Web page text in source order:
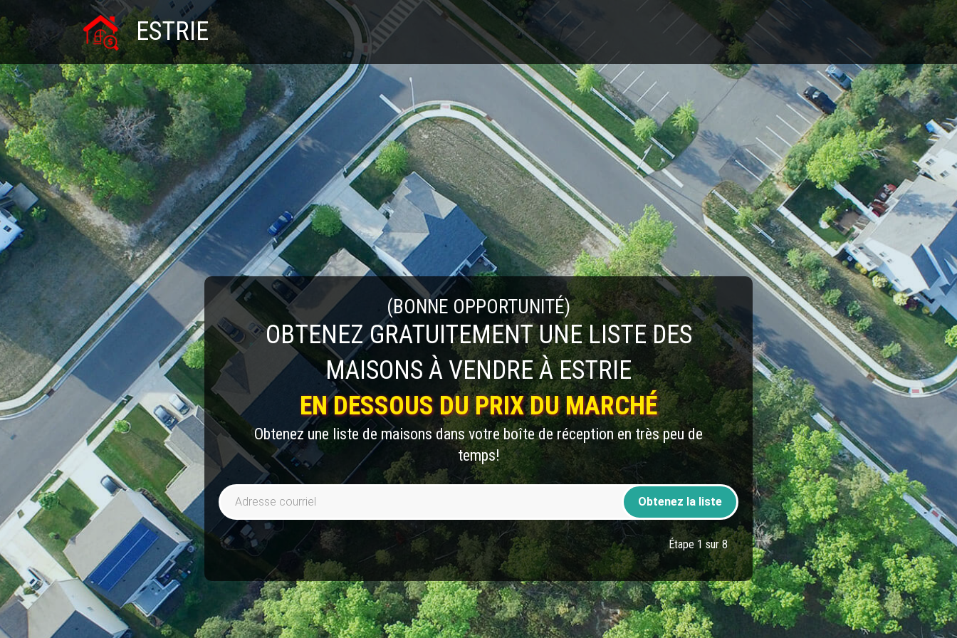
ESTRIE
(BONNE OPPORTUNITÉ)
OBTENEZ GRATUITEMENT UNE LISTE DES
MAISONS À VENDRE À ESTRIE
EN DESSOUS DU PRIX DU MARCHÉ
Obtenez une liste de maisons dans votre boîte de réception en très peu de
temps!
Obtenez la liste
Étape 1 sur 8